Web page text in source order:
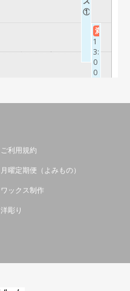
ご利用規約
月曜定期便（よみもの）
ワックス制作
洋彫り